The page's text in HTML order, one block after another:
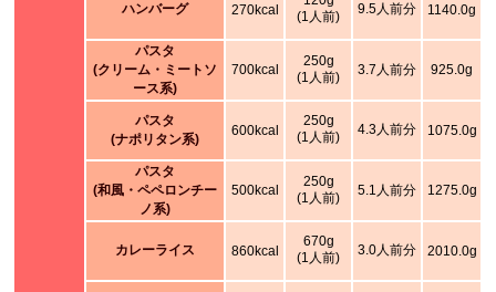
ハンバーグ 270kcal
(1人前)
9.5人前分 1140.0g
パスタ
(クリーム・ミートソ
ース系)
700kcal
250g
(1人前)
3.7人前分 925.0g
パスタ
(ナポリタン系)
600kcal
250g
(1人前)
4.3人前分 1075.0g
パスタ
(和風・ペペロンチー
ノ系)
500kcal
250g
(1人前)
5.1人前分 1275.0g
カレーライス 860kcal
670g
(1人前)
3.0人前分 2010.0g